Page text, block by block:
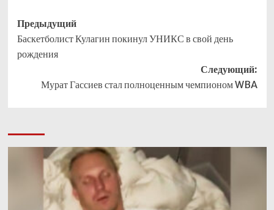
Навигация
записи
Предыдущий
Баскетболист Кулагин покинул УНИКС в свой день
рождения
Следующий:
Мурат Гассиев стал полноценным чемпионом WBA